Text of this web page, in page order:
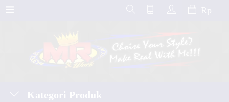
Rp
Kategori Produk